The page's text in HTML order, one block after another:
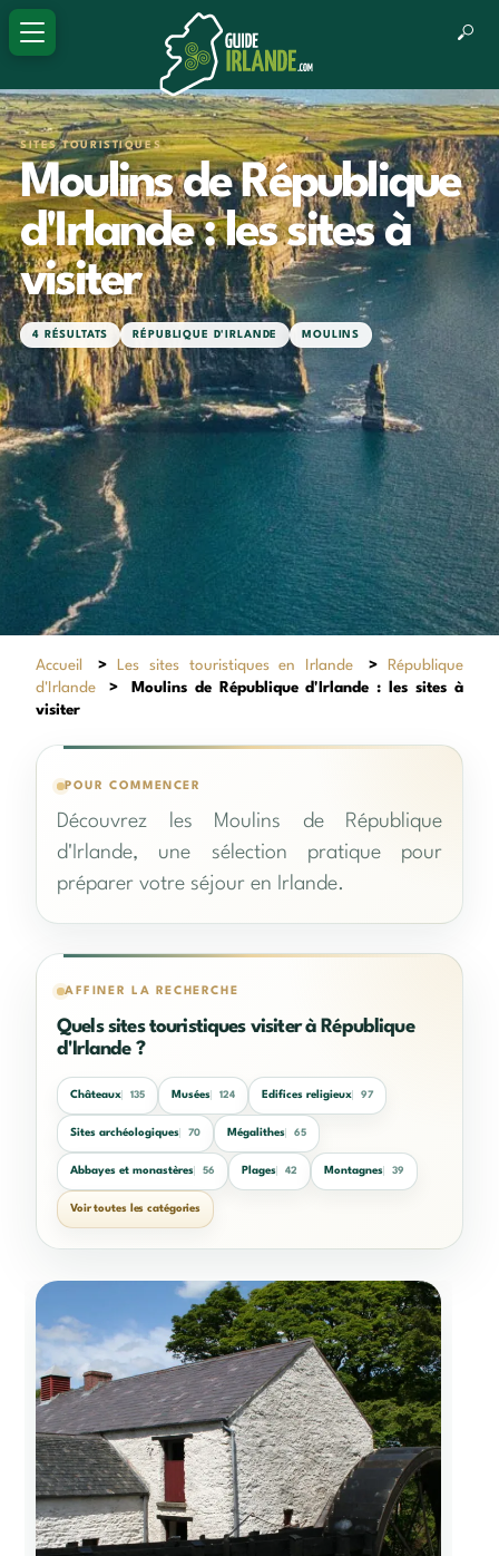
SITES TOURISTIQUES
Moulins de République
d'Irlande : les sites à
visiter
4 RÉSULTATS RÉPUBLIQUE D'IRLANDE MOULINS
Accueil > Les sites touristiques en Irlande >
République
d'Irlande
>
Moulins de République d'Irlande : les sites à
visiter
POUR COMMENCER
Découvrez les Moulins de République
d'Irlande, une sélection pratique pour
préparer votre séjour en Irlande.
AFFINER LA RECHERCHE
Quels sites touristiques visiter à République
d'Irlande ?
Châteaux 135 Musées 124 Edifices religieux 97
Sites archéologiques 70 Mégalithes 65
Abbayes et monastères 56 Plages 42 Montagnes 39
Voir toutes les catégories